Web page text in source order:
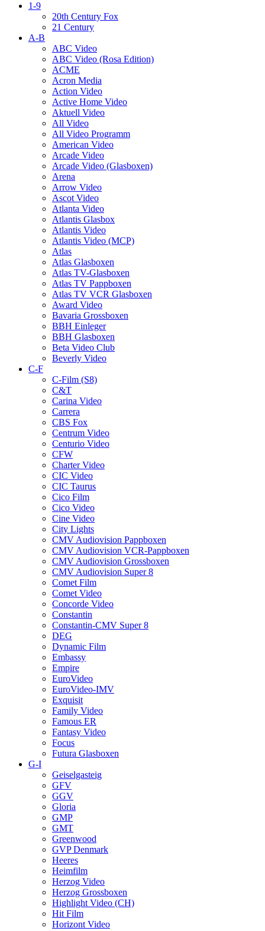
1-9
20th Century Fox
21 Century
A-B
ABC Video
ABC Video (Rosa Edition)
ACME
Acron Media
Action Video
Active Home Video
Aktuell Video
All Video
All Video Programm
American Video
Arcade Video
Arcade Video (Glasboxen)
Arena
Arrow Video
Ascot Video
Atlanta Video
Atlantis Glasbox
Atlantis Video
Atlantis Video (MCP)
Atlas
Atlas Glasboxen
Atlas TV-Glasboxen
Atlas TV Pappboxen
Atlas TV VCR Glasboxen
Award Video
Bavaria Grossboxen
BBH Einleger
BBH Glasboxen
Beta Video Club
Beverly Video
C-F
C-Film (S8)
C&T
Carina Video
Carrera
CBS Fox
Centrum Video
Centurio Video
CFW
Charter Video
CIC Video
CIC Taurus
Cico Film
Cico Video
Cine Video
City Lights
CMV Audiovision Pappboxen
CMV Audiovision VCR-Pappboxen
CMV Audiovision Grossboxen
CMV Audiovision Super 8
Comet Film
Comet Video
Concorde Video
Constantin
Constantin-CMV Super 8
DEG
Dynamic Film
Embassy
Empire
EuroVideo
EuroVideo-IMV
Exquisit
Family Video
Famous ER
Fantasy Video
Focus
Futura Glasboxen
G-I
Geiselgasteig
GFV
GGV
Gloria
GMP
GMT
Greenwood
GVP Denmark
Heeres
Heimfilm
Herzog Video
Herzog Grossboxen
Highlight Video (CH)
Hit Film
Horizont Video